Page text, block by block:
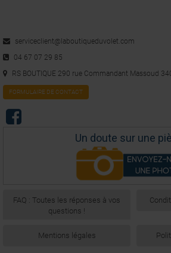
serviceclient@laboutiqueduvolet.com
04 67 07 29 85
RS BOUTIQUE 290 rue Commandant Massoud
FORMULAIRE DE CONTACT
Un doute sur une
FAQ : Toutes les réponses à vos
questions !
Mentions légales